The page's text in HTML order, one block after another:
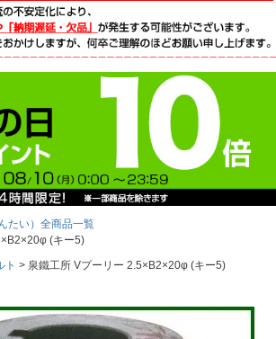
たい）全商品一覧
(キー5)
ト 泉鐵工所 Vプーリー 2.5×B2×20φ (キー5)